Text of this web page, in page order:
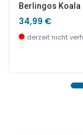
Berlingos Koala
34,99 €
derzeit nicht